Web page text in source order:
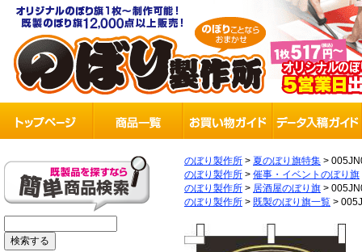
のぼり製作所 > 夏のぼり旗特集 >
のぼり製作所 > 催事・イベントのぼり旗
のぼり製作所 > 居酒屋のぼり旗 >
のぼり製作所 > 既製のぼり旗一覧 >